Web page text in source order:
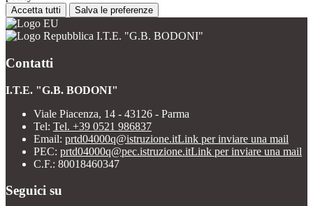
Accetta tutti Salva le preferenze
I.T.E. "G.B. BODONI"
Contatti
I.T.E. "G.B. BODONI"
Viale Piacenza, 14 - 43126 - Parma
Tel: Tel. +39 0521 986837
Email: prtd04000q@istruzione.itLink per inviare una mail
PEC: prtd04000q@pec.istruzione.itLink per inviare una mail
C.F.: 80018460347
Seguici su